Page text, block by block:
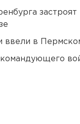
ввели в
командующего